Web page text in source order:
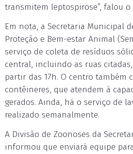
transmitem leptospirose”, falou o
Em nota, a Secretaria Municipal
Proteção e Bem-estar Animal
serviço de coleta de resíduos
central, incluindo as ruas
partir das 17h. O centro também
contêineres, que atendem à
gerados. Ainda, há o serviço de
realizado semanalmente.
A Divisão de Zoonoses da
informou que enviará equipe